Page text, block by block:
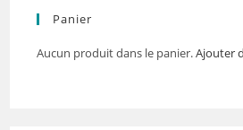
Panier
Aucun produit dans le panier.Ajouter